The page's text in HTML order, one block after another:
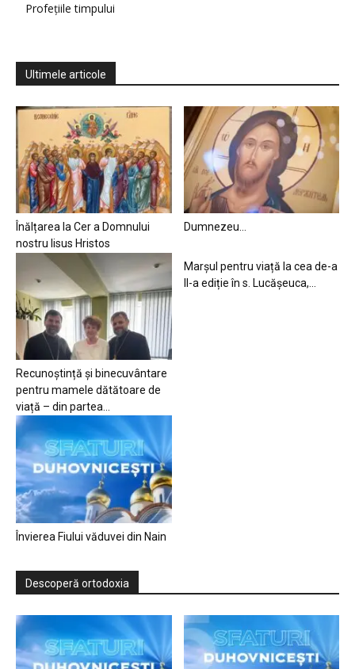
Profețiile timpului
Ultimele articole
Înălțarea la Cer a Domnului
nostru Iisus Hristos
Dumnezeu…
Recunoștință și binecuvântare
pentru mamele dătătoare de
viață – din partea...
Marșul pentru viață la cea de-a
II-a ediție în s. Lucășeuca,...
Învierea Fiului văduvei din Nain
Descoperă ortodoxia